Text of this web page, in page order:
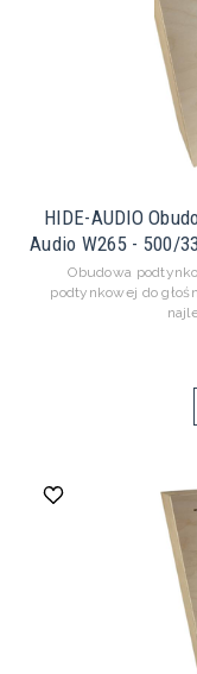
HIDE-AUDIO
Audio W265 - 500/
Obudowa
podtynkowej do